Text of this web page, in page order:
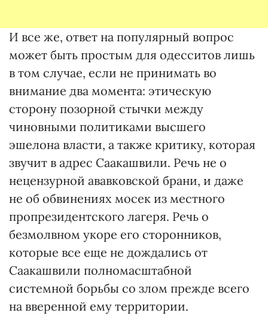
И все же, ответ на популярный вопрос
может быть простым для одесситов лишь
в том случае, если не принимать во
внимание два момента: этическую
сторону позорной стычки между
чиновными политиками высшего
эшелона власти, а также критику, которая
звучит в адрес Саакашвили. Речь не о
нецензурной ававковской брани, и даже
не об обвинениях мосек из местного
пропрезидентского лагеря. Речь о
безмолвном укоре его сторонников,
которые все еще не дождались от
Саакашвили полномасштабной
системной борьбы со злом прежде всего
на вверенной ему территории.